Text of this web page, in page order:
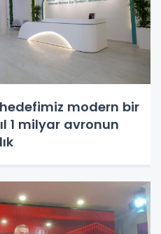
modern bir
1 milyar avronun